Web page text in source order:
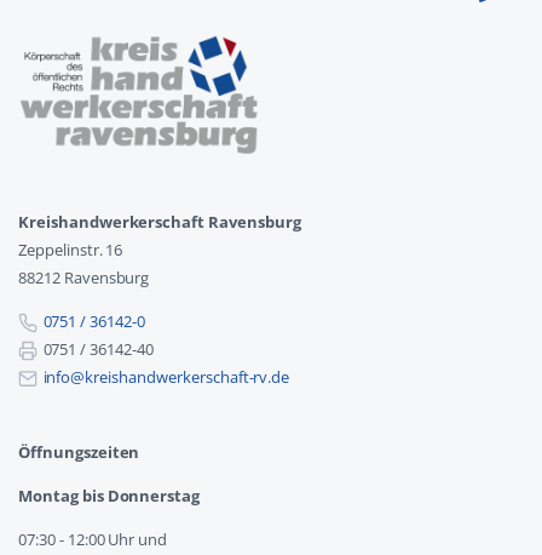
Kreishandwerkerschaft Ravensburg
Zeppelinstr. 16
88212 Ravensburg
0751 / 36142-0
0751 / 36142-40
info@kreishandwerkerschaft-rv.de
Öffnungszeiten
Montag bis Donnerstag
07:30 - 12:00 Uhr und